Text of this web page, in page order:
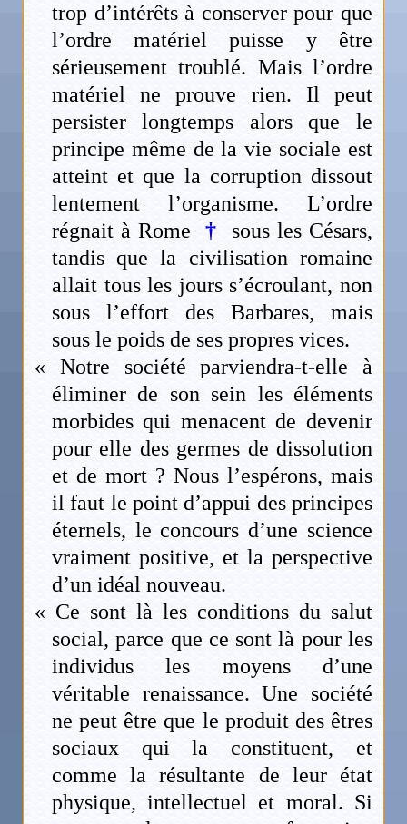
trop d’intérêts à conserver pour que
l’ordre matériel puisse y être
sérieusement troublé. Mais l’ordre
matériel ne prouve rien. Il peut
persister longtemps alors que le
principe même de la vie sociale est
atteint et que la corruption dissout
lentement l’organisme. L’ordre
régnait à Rome
†
sous les Césars,
tandis que la civilisation romaine
allait tous les jours s’écroulant, non
sous l’effort des Barbares, mais
sous le poids de ses propres vices.
« Notre société parviendra-t-elle à
éliminer de son sein les éléments
morbides qui menacent de devenir
pour elle des germes de dissolution
et de mort ? Nous l’espérons, mais
il faut le point d’appui des principes
éternels, le concours d’une science
vraiment positive, et la perspective
d’un idéal nouveau.
« Ce sont là les conditions du salut
social, parce que ce sont là pour les
individus les moyens d’une
véritable renaissance. Une société
ne peut être que le produit des êtres
sociaux qui la constituent, et
comme la résultante de leur état
physique, intellectuel et moral. Si